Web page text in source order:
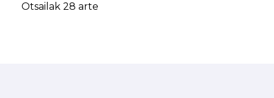
Otsailak 28 arte